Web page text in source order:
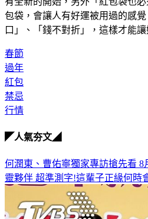
包袋，會讓人有好運被用過的感
口」
、 「錢不對折」 ，這樣才能
春節
過年
紅包
禁忌
行情
◤人氣夯文◢
何潤東、曹佑寧獨家專訪搶先看 8
靈夥伴 超準測字!這輩子正緣何時